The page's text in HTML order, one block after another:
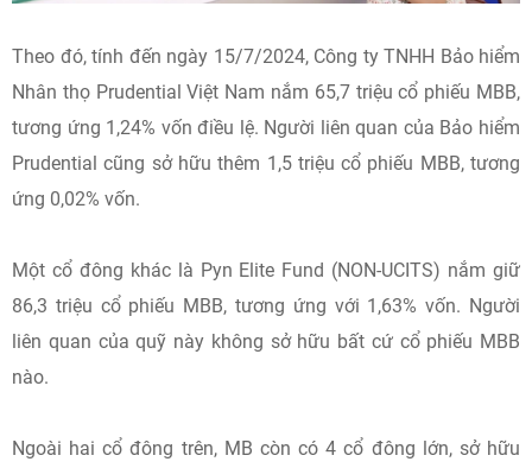
Theo đó, tính đến ngày 15/7/2024, Công ty TNHH Bảo hiểm
Nhân thọ Prudential Việt Nam nắm 65,7 triệu cổ phiếu MBB,
tương ứng 1,24% vốn điều lệ. Người liên quan của Bảo hiểm
Prudential cũng sở hữu thêm 1,5 triệu cổ phiếu MBB, tương
ứng 0,02% vốn.
Một cổ đông khác là Pyn Elite Fund (NON-UCITS) nắm giữ
86,3 triệu cổ phiếu MBB, tương ứng với 1,63% vốn. Người
liên quan của quỹ này không sở hữu bất cứ cổ phiếu MBB
nào.
Ngoài hai cổ đông trên, MB còn có 4 cổ đông lớn, sở hữu